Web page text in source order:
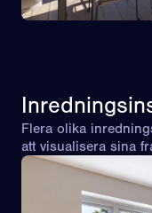
Flera olika
att visualisera sina